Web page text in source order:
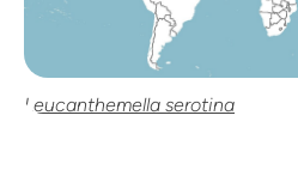
Leucanthemella serotina